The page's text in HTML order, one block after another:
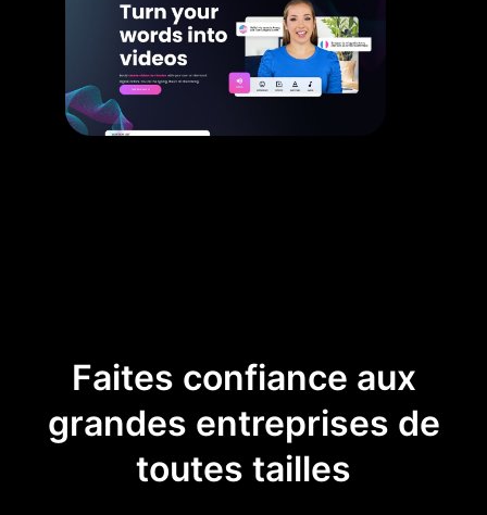
Faites confiance aux
grandes entreprises de
toutes tailles